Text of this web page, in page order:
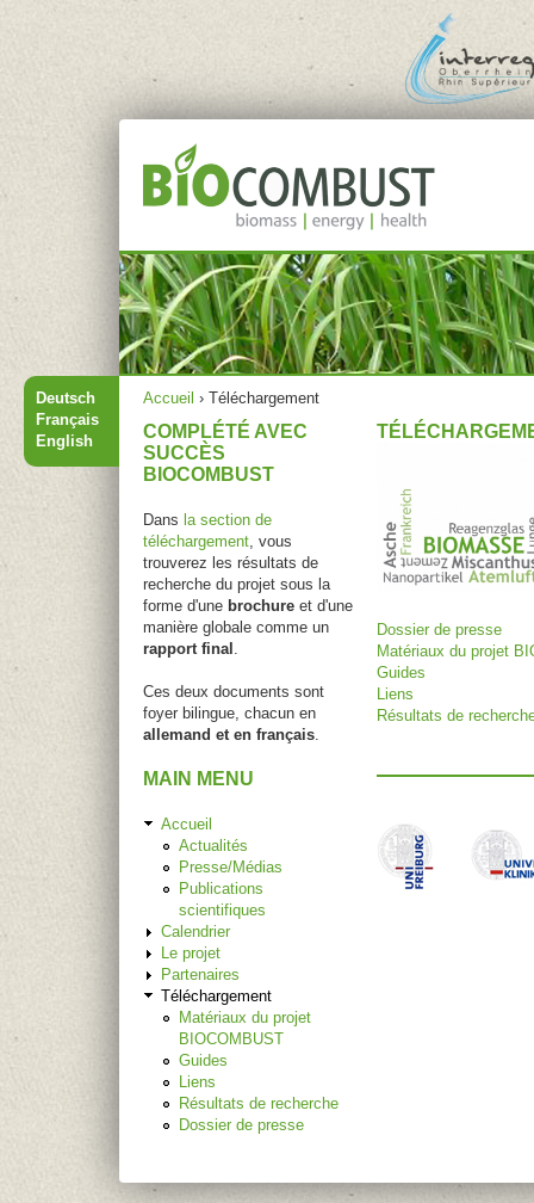
Jump to navigation
Vous êtes ici
Accueil › Téléchargement
Dossier de presse
Matériaux du projet
Guides
Liens
Résultats de
COMPLÉTÉ AVEC
SUCCÈS
BIOCOMBUST
Dans la section de
téléchargement , vous
trouverez les résultats de
recherche du projet sous la
forme d'une brochure et d'une
manière globale comme un
rapport final
Ces deux documents sont
foyer bilingue, chacun en
allemand et en français
MAIN MENU
Accueil
Actualités
Presse/Médias
Publications
scientifiques
Calendrier
Le projet
Partenaires
Téléchargement
Matériaux du projet
BIOCOMBUST
Guides
Liens
Résultats de recherche
Dossier de presse
Deutsch
Français
English